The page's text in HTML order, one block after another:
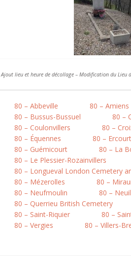
Ajout lieu et heure de décollage – Modification du Lieu
80 – Abbeville 80 – Amiens
80 – Bussus-Bussuel
80 –
80 – Coulonvillers
80 –
80 – Équennes
80 – Ercourt
80 – Guémicourt
80 – La
80 – Le Plessier-Rozainvillers
80 – Longueval London Cemetery
80 – Mézerolles
80 –
80 – Neufmoulin
80 –
80 – Querrieu British Cemetery
80 – Saint-Riquier
80 –
80 – Vergies
80 – Villers-